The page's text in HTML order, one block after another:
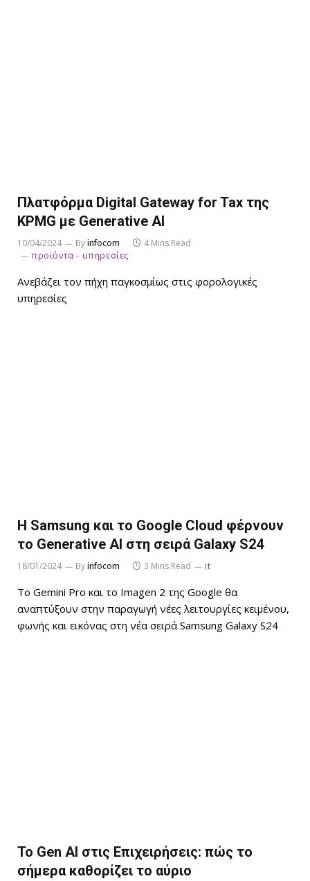
Πλατφόρμα Digital Gateway for Tax της
KPMG με Generative AI
10/04/2024 Byinfocom
4 Mins Read
προϊόντα - υπηρεσίες
Ανεβάζει τον πήχη παγκοσμίως στις φορολογικές
υπηρεσίες
Η Samsung και το Google Cloud φέρνουν
το Generative AI στη σειρά Galaxy S24
18/01/2024 Byinfocom 3 Mins Read it
Το Gemini Pro και το Imagen 2 της Google θα
αναπτύξουν στην παραγωγή νέες λειτουργίες κειμένου,
φωνής και εικόνας στη νέα σειρά Samsung Galaxy S24
Το Gen AI στις Επιχειρήσεις: πώς το
σήμερα καθορίζει το αύριο